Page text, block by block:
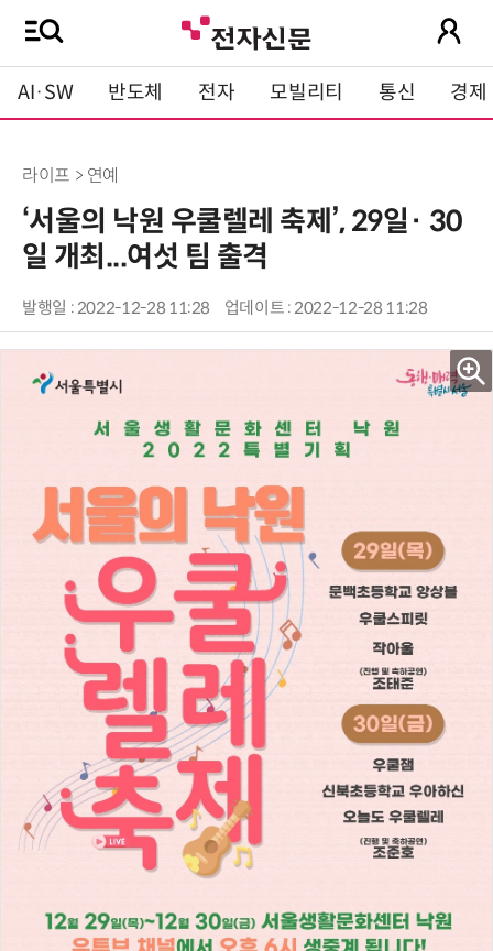
AI·SW 반도체 전자 모빌리티 통신 경제
라이프 > 연예
‘서울의 낙원 우쿨렐레 축제’, 29일· 30
일 개최...여섯 팀 출격
발행일 : 2022-12-28 11:28 업데이트 : 2022-12-28 11:28